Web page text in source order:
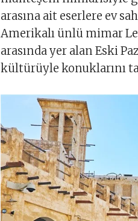
arasına ait eserlere ev
Amerikalı ünlü mimar
arasında yer alan Eski
kültürüyle konuklarını